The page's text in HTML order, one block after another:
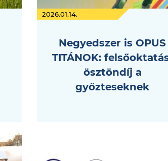
2026.01.14.
Negyedszer is OPUS
TITÁNOK:
ösztöndíj a
győzteseknek